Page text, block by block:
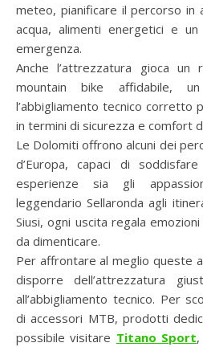
meteo, pianificare il percorso in
acqua, alimenti energetici e
emergenza.
Anche l’attrezzatura gioca un
mountain bike affidabile,
l’abbigliamento tecnico corretto
in termini di sicurezza e comfort
Le Dolomiti offrono alcuni dei
d’Europa, capaci di
esperienze sia gli
leggendario Sellaronda agli
Siusi, ogni uscita regala
da dimenticare.
Per affrontare al meglio queste
disporre dell’attrezzatura
all’abbigliamento tecnico. Per
di accessori MTB, prodotti
possibile visitare Titano Sport